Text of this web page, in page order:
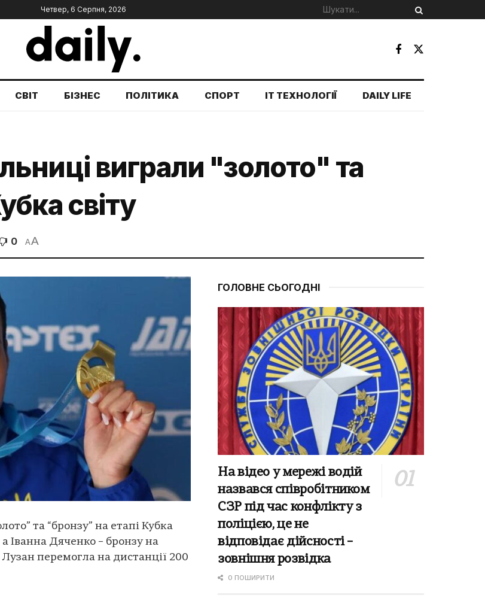
Четвер, 6 Серпня, 2026
СВІТ БІЗНЕС ПОЛІТИКА СПОРТ IT ТЕХНОЛОГІЇ DAILY LIFE
виграли "золото" та
світу
0 AA
та “бронзу” на етапі Кубка
Іванна Дяченко – бронзу на
перемогла на дистанції 200
ГОЛОВНЕ СЬОГОДНІ
На відео у мережі водій
назвався співробітником
СЗР під час конфлікту з
поліцією, це не
відповідає дійсності –
зовнішня розвідка
0 ПОШИРИТИ